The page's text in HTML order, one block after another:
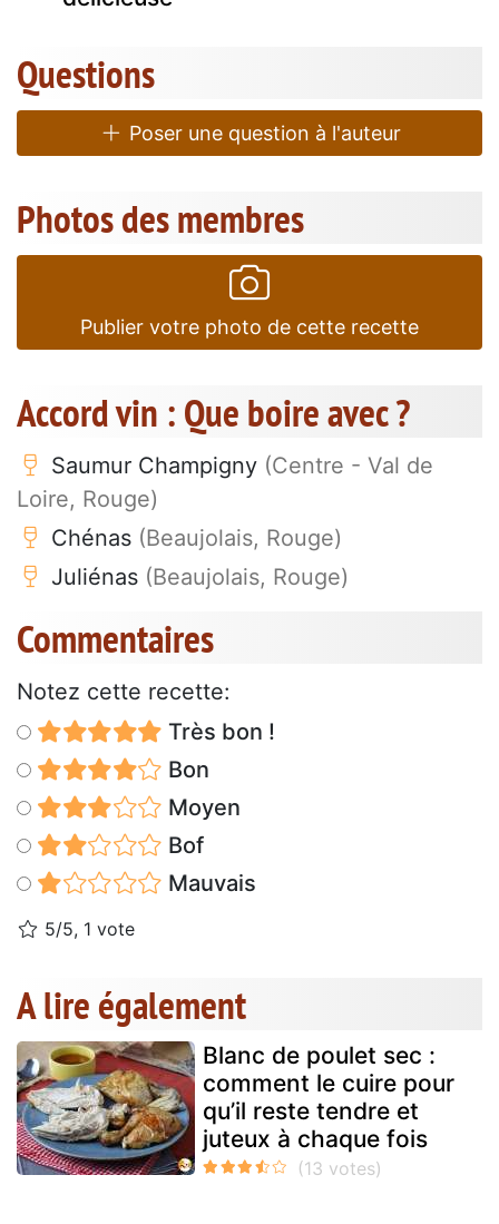
Questions
Poser une question à l'auteur
Photos des membres
Publier votre photo de cette recette
Accord vin : Que boire avec ?
Saumur Champigny (Centre - Val de
Loire, Rouge)
Chénas (Beaujolais, Rouge)
Juliénas (Beaujolais, Rouge)
Commentaires
Notez cette recette:
Très bon !
Bon
Moyen
Bof
Mauvais
5/5, 1 vote
A lire également
Blanc de poulet sec :
comment le cuire pour
qu’il reste tendre et
juteux à chaque fois